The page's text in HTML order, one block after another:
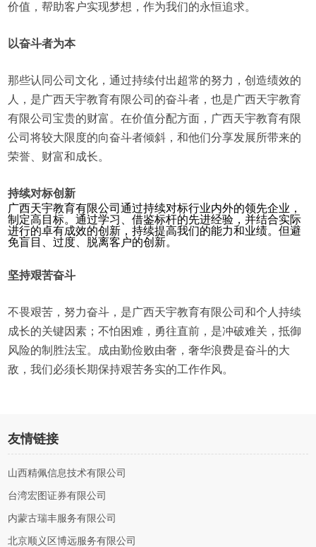
价值，帮助客户实现梦想，作为我们的永恒追求。
以奋斗者为本
那些认同公司文化，通过持续付出超常的努力，创造绩效的
人，是广西天宇教育有限公司的奋斗者，也是广西天宇教育
有限公司宝贵的财富。在价值分配方面，广西天宇教育有限
公司将较大限度的向奋斗者倾斜，和他们分享发展所带来的
荣誉、财富和成长。
持续对标创新
广西天宇教育有限公司通过持续对标行业内外的领先企业，
制定高目标。通过学习、借鉴标杆的先进经验，并结合实际
进行的卓有成效的创新，持续提高我们的能力和业绩。但避
免盲目、过度、脱离客户的创新。
坚持艰苦奋斗
不畏艰苦，努力奋斗，是广西天宇教育有限公司和个人持续
成长的关键因素；不怕困难，勇往直前，是冲破难关，抵御
风险的制胜法宝。成由勤俭败由奢，奢华浪费是奋斗的大
敌，我们必须长期保持艰苦务实的工作作风。
友情链接
山西精佩信息技术有限公司
台湾宏图证券有限公司
内蒙古瑞丰服务有限公司
北京顺义区博远服务有限公司